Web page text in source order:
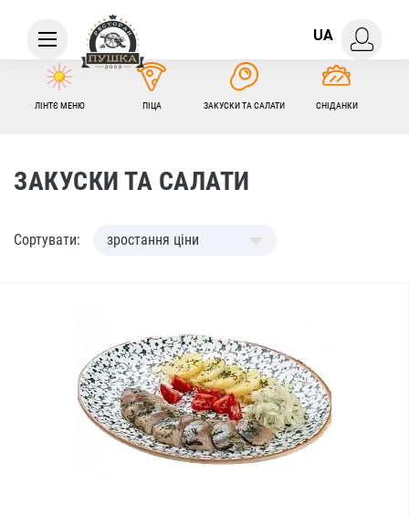
UA
ЛІНТЄ МЕНЮ ПІЦА ЗАКУСКИ ТА САЛАТИ СНІДАНКИ
ЗАКУСКИ ТА САЛАТИ
Сортувати: зростання ціни